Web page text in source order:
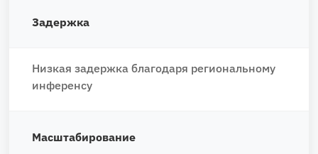
Задержка
Низкая задержка благодаря региональному
инференсу
Масштабирование